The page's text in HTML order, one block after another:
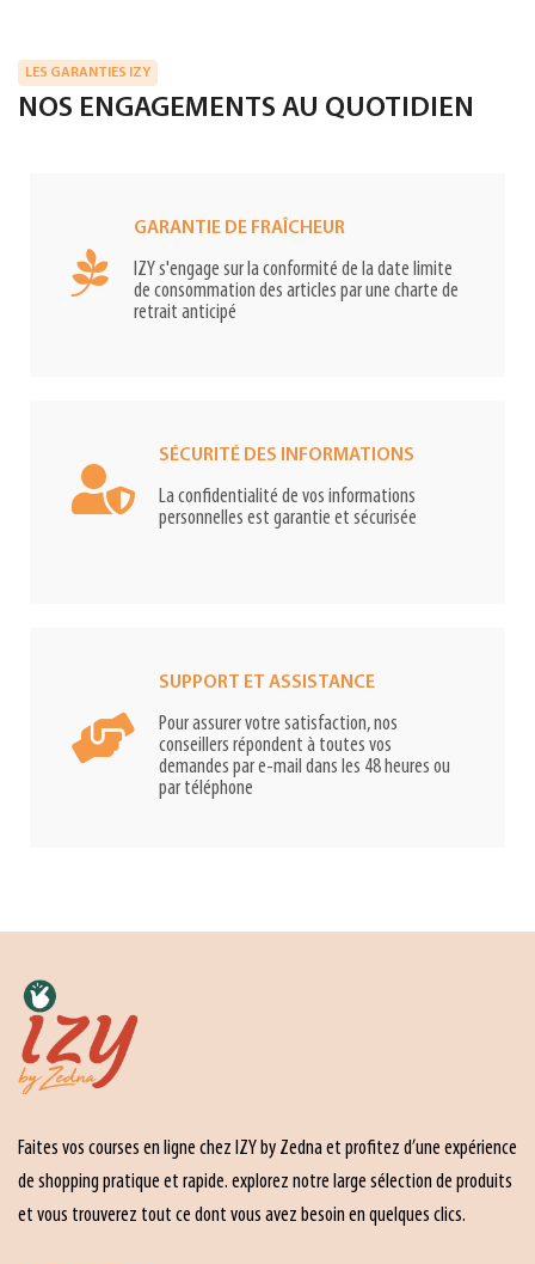
LES GARANTIES IZY
NOS ENGAGEMENTS AU QUOTIDIEN
GARANTIE DE FRAÎCHEUR
IZY s'engage sur la conformité de la date limite
de consommation des articles par une charte de
retrait anticipé
SÉCURITÉ DES INFORMATIONS
La confidentialité de vos informations
personnelles est garantie et sécurisée
SUPPORT ET ASSISTANCE
Pour assurer votre satisfaction, nos
conseillers répondent à toutes vos
demandes par e-mail dans les 48 heures ou
par téléphone
Faites vos courses en ligne chez IZY by Zedna et profitez d’une expérience
de shopping pratique et rapide. explorez notre large sélection de produits
et vous trouverez tout ce dont vous avez besoin en quelques clics.